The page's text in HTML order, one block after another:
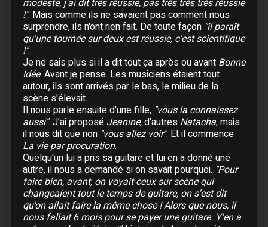
17 Décembre :Angers
18 Décembre : Angers
19 Décembre :Le Mans
1999
Janvier
05 Janvier :Abidjan (Côte d'Ivoire)
Ivoire
06 Janvier :Abidjan (Côte d'Ivoire)- Hôtel
Ivoire
12 Janvier : Paris - Zénith
13 Janvier :Paris- Zénith
modeste, j'ai dit très réussie, pas très très très réussie
!". Mais comme ils ne savaient pas comment nous
surprendre, ils n'ont rien fait. De toute façon "il paraît
qu'une tournée sur deux est réussie, c'est scientifique
!".
Je ne sais plus si il a dit tout ça après ou avant Bonne
Idée. Avant je pense. Les musiciens étaient tout
autour, ils sont arrivés par le bas, le milieu de la
scène s'élevait.
Il nous parle ensuite d'une fille, "vous la connaissez
aussi". J'ai proposé Jeanine, d'autres Natacha, mais
il nous dit que non "vous allez voir". Et il commence
La vie par procuration.
Quelqu'un lui a pris sa guitare et lui en a donné une
autre, il nous a demandé si on savait pourquoi. "Pour
faire bien, avant, on voyait ceux sur scène qui
changeaient tout le temps de guitare, on s'est dit
qu'on allait faire la même chose ! Alors que nous, il
nous fallait 6 mois pour se payer une guitare. Y'en a